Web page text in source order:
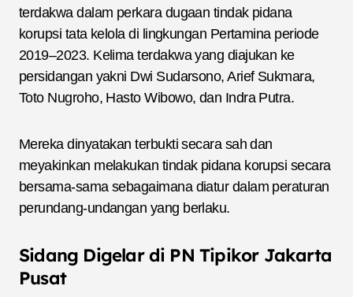
terdakwa dalam perkara dugaan tindak pidana
korupsi tata kelola di lingkungan Pertamina periode
2019–2023. Kelima terdakwa yang diajukan ke
persidangan yakni Dwi Sudarsono, Arief Sukmara,
Toto Nugroho, Hasto Wibowo, dan Indra Putra.
Mereka dinyatakan terbukti secara sah dan
meyakinkan melakukan tindak pidana korupsi secara
bersama-sama sebagaimana diatur dalam peraturan
perundang-undangan yang berlaku.
Sidang Digelar di PN Tipikor Jakarta
Pusat